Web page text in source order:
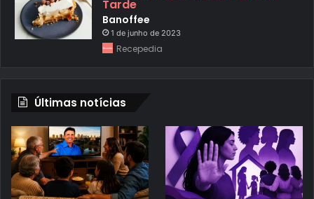
Tarde
Banoffee
1 de junho de 2023
Recepedia
Últimas notícias